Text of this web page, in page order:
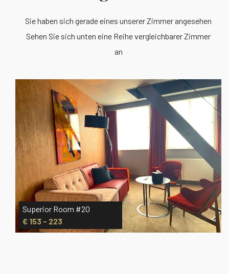
Sie haben sich gerade eines unserer Zimmer angesehen
Sehen Sie sich unten eine Reihe vergleichbarer Zimmer
an
Superior Room #22
€ 153 - 223